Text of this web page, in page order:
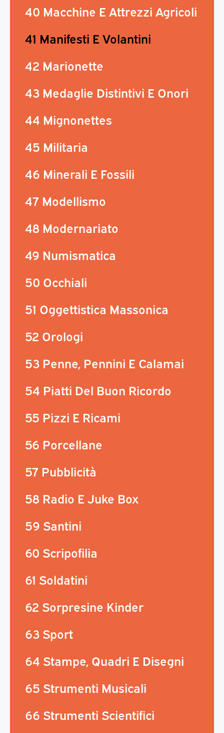
40 Macchine E Attrezzi Agricoli
41 Manifesti E Volantini
42 Marionette
43 Medaglie Distintivi E Onori
44 Mignonettes
45 Militaria
46 Minerali E Fossili
47 Modellismo
48 Modernariato
49 Numismatica
50 Occhiali
51 Oggettistica Massonica
52 Orologi
53 Penne, Pennini E Calamai
54 Piatti Del Buon Ricordo
55 Pizzi E Ricami
56 Porcellane
57 Pubblicità
58 Radio E Juke Box
59 Santini
60 Scripofilia
61 Soldatini
62 Sorpresine Kinder
63 Sport
64 Stampe, Quadri E Disegni
65 Strumenti Musicali
66 Strumenti Scientifici